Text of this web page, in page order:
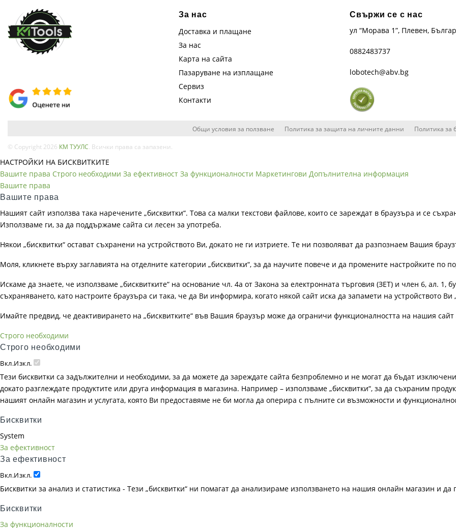
За нас
Доставка и плащане
За нас
Карта на сайта
Пазаруване на изплащане
Сервиз
Контакти
Свържи се с нас
ул “Морава 1”, Плевен,
0882483737
lobotech@abv.bg
Общи условия за ползване Политика за защита на личните данни Политика за
© Copyright 2026 КМ ТУУЛС . Всички права са запазени.
НАСТРОЙКИ НА БИСКВИТКИТЕ
Вашите права Строго необходими За ефективност За функционалности Маркетингови Допълнителна информация
Вашите права
Вашите права
Нашият сайт използва така наречените „бисквитки“. Това са малки текстови файлове, които се зареждат в браузъра и се
Използваме ги, за да поддържаме сайта си лесен за употреба.
Някои „бисквитки“ остават съхранени на устройството Ви, докато не ги изтриете. Те ни позволяват да разпознаем Вашия
Моля, кликнете върху заглавията на отделните категории „бисквитки“, за да научите повече и да промените настройките по
Искаме да знаете, че използваме „бисквитките“ на основание чл. 4а от Закона за електронната търговия (ЗЕТ) и член 6, ал. 1,
съхраняването, като настроите браузъра си така, че да Ви информира, когато някой сайт иска да запамети на устройството
Имайте предвид, че деактивирането на „бисквитките“ във Вашия браузър може да ограничи функционалността на нашия сайт
Строго необходими
Строго необходими
Вкл.Изкл.
Тези бисквитки са задължителни и необходими, за да можете да зареждате сайта безпроблемно и не могат да бъдат
докато разглеждате продуктите или друга информация в магазина. Например – използваме „бисквитки“, за да съхраним
нашият онлайн магазин и услугата, която Ви предоставяме не би могла да оперира с пълните си възможности и
Бисквитки
System
За ефективност
За ефективност
Вкл.Изкл.
Бисквитки за анализ и статистика - Тези „бисквитки“ ни помагат да анализираме използването на нашия онлайн магазин и
Бисквитки
За функционалности